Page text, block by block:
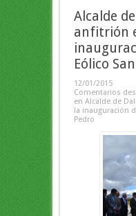
Alcalde
anfitrión
Eólico
12/01/2015
Comentarios
en Alcalde de
la inauguración
Pedro